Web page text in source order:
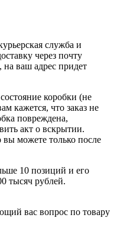
служба и
через почту
ваш адрес придет
коробки (не
кажется, что заказ не
повреждена,
акт о вскрытии.
вы можете только после
10 позиций и его
тысяч рублей.
вас вопрос по товару